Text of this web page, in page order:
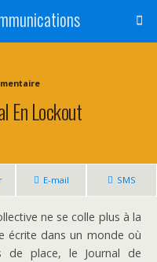
En Lockout
E-mail SMS
ne se colle plus à la
écrite dans un monde où
de place, le Journal de